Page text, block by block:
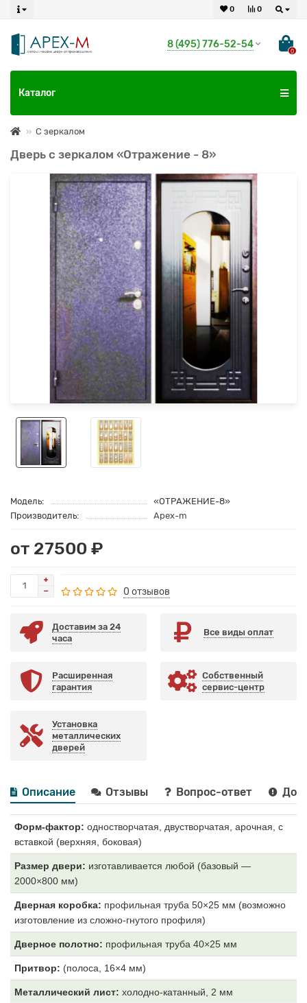
0
0
8 (495) 776-52-54
0
Каталог
С зеркалом
Дверь с зеркалом «Отражение - 8»
Модель:
«ОТРАЖЕНИЕ-8»
Производитель:
Apex-m
от 27500 ₽
0 отзывов
Доставим за 24
часа
Все виды оплат
Расширенная
гарантия
Собственный
сервис-центр
Установка
металлических
дверей
Описание Отзывы Вопрос-ответ
Форм-фактор: одностворчатая, двустворчатая, арочная, с
вставкой (верхняя, боковая)
Размер двери: изготавливается любой (базовый —
2000×800 мм)
Дверная коробка: профильная труба 50×25 мм (возможно
изготовление из сложно-гнутого профиля)
Дверное полотно: профильная труба 40×25 мм
Притвор: (полоса, 16×4 мм)
Металлический лист: холодно-катанный, 2 мм